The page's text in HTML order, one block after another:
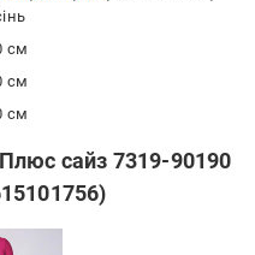
см
см
см
сайз 7319-90190